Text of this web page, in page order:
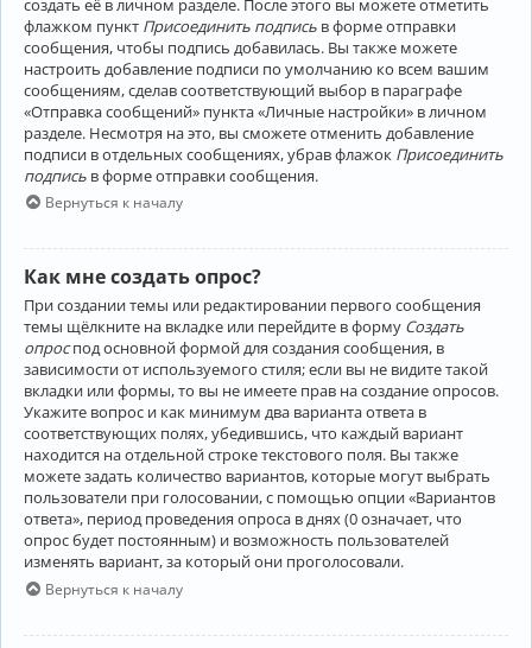
флажком пункт Присоединить подпись в форме отправки
сообщения, чтобы подпись добавилась. Вы также можете
настроить добавление подписи по умолчанию ко всем вашим
сообщениям, сделав соответствующий выбор в параграфе
«Отправка сообщений» пункта «Личные настройки» в личном
разделе. Несмотря на это, вы сможете отменить добавление
подписи в отдельных сообщениях, убрав флажок Присоединить
подпись в форме отправки сообщения.
Вернуться к началу
Как мне создать опрос?
При создании темы или редактировании первого сообщения
темы щёлкните на вкладке или перейдите в форму Создать
опроспод основной формой для создания сообщения, в
зависимости от используемого стиля; если вы не видите такой
вкладки или формы, то вы не имеете прав на создание опросов.
Укажите вопрос и как минимум два варианта ответа в
соответствующих полях, убедившись, что каждый вариант
находится на отдельной строке текстового поля. Вы также
можете задать количество вариантов, которые могут выбрать
пользователи при голосовании, с помощью опции «Вариантов
ответа», период проведения опроса в днях (0 означает, что
опрос будет постоянным) и возможность пользователей
изменять вариант, за который они проголосовали.
Вернуться к началу